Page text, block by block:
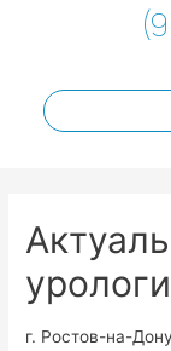
г. Ростов-на-